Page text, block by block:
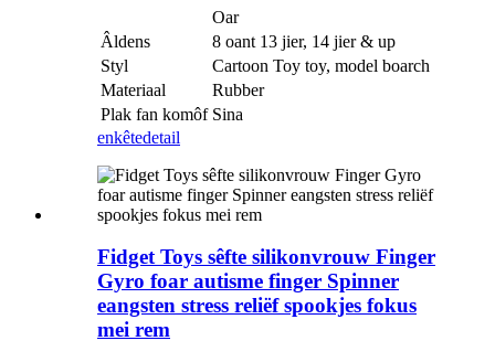
Oar
Âldens
8 oant 13 jier, 14 jier & up
Styl
Cartoon Toy toy, model boarch
Materiaal
Rubber
Plak fan komôf Sina
enkêtedetail
Fidget Toys sêfte silikonvrouw Finger
Gyro foar autisme finger Spinner
eangsten stress reliëf spookjes fokus
mei rem